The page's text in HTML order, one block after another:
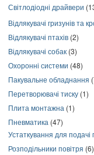
Світлодіодні драйвери
Відлякувачі гризунів та
Відлякувачі птахів (2)
Відлякувачі собак (3)
Охоронні системи (48)
Пакувальне обладнання
Перетворювачі тиску (1)
Плита монтажна (1)
Пневматика (47)
Устаткування для подачі
Розподільники повітря (6)